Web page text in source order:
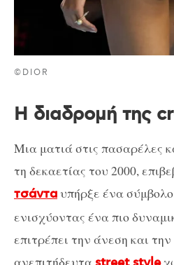
©DIOR
Η διαδρομή της
Μια ματιά στις πασαρέλες
τη δεκαετίας του 2000,
τσάνταυπήρξε ένα
ενισχύοντας ένα πιο
επιτρέπει την άνεση και